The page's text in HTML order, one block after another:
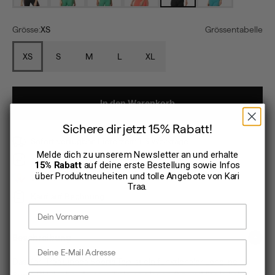
Grösse:XS Grössentabelle
XS S M L XL
In den Warenkorb
30 Tage Rückgaberecht
TWINT
Beschreibung
Das Kari Traa Linnea Sports Top ist ein funktionaler Longline-
Sichere dir jetzt 15% Rabatt!
Melde dich zu unserem Newsletter an und erhalte
15% Rabatt auf deine erste Bestellung sowie Infos
über Produktneuheiten und tolle Angebote von Kari
Traa.
E-Mail Adresse